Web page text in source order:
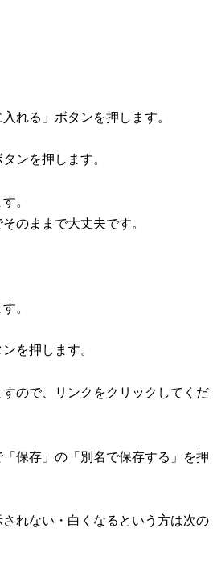
れる」ボタンを押します。
ンを押します。
。
のままで大丈夫です。
。
を押します。
ので、リンクをクリックしてくだ
保存」の「別名で保存する」を押
れない・白くなるという方は次の